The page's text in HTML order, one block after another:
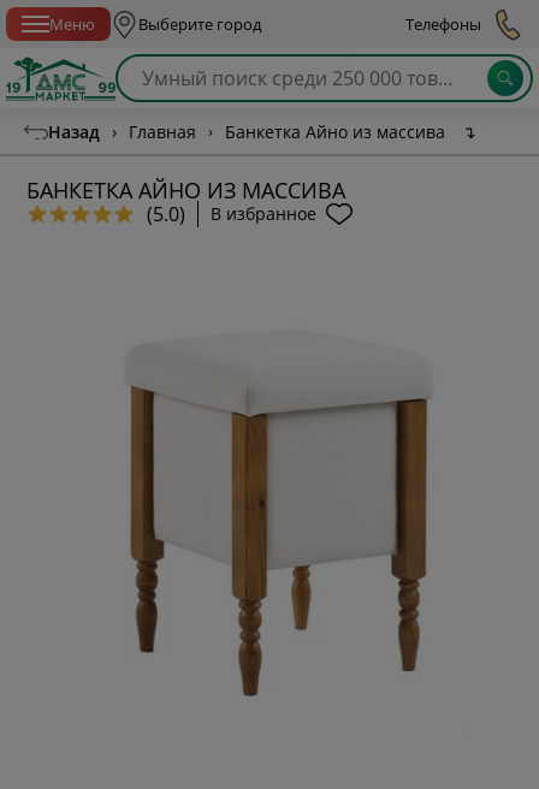
Меню Выберите город Телефоны
Назад › Главная › Банкетка Айно из массива ↴
БАНКЕТКА АЙНО ИЗ МАССИВА
(5.0) В избранное